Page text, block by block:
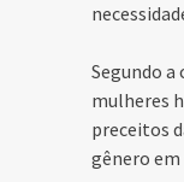
Segundo
mulheres
preceitos
gênero em